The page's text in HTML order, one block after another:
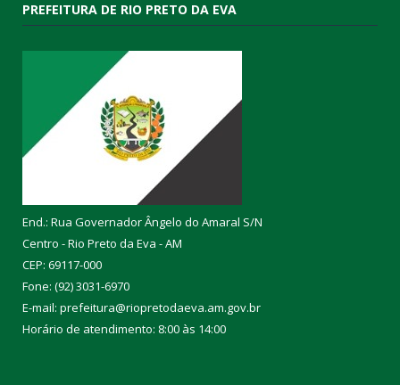
PREFEITURA DE RIO PRETO DA EVA
End.: Rua Governador Ângelo do Amaral S/N
Centro - Rio Preto da Eva - AM
CEP: 69117-000
Fone: (92) 3031-6970
E-mail: prefeitura@riopretodaeva.am.gov.br
Horário de atendimento: 8:00 às 14:00